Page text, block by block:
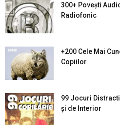
300+ Povești
Radiofonic
+200 Cele Mai
Copiilor
99 Jocuri
şi de Interior